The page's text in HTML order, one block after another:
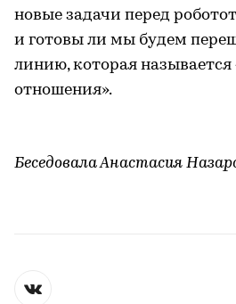
новые задачи перед
и готовы ли мы будем
линию, которая
отношения».
Беседовала Анастасия